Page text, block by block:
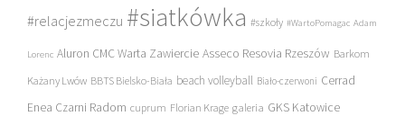
#relacjezmeczu #siatkówka #szkoły #WartoPomagac Adam
Lorenc Aluron CMC Warta Zawiercie Asseco Resovia Rzeszów Barkom
Każany Lwów BBTS Bielsko-Biała beach volleyball Biało-czerwoni Cerrad
Enea Czarni Radom cuprum Florian Krage galeria GKS Katowice